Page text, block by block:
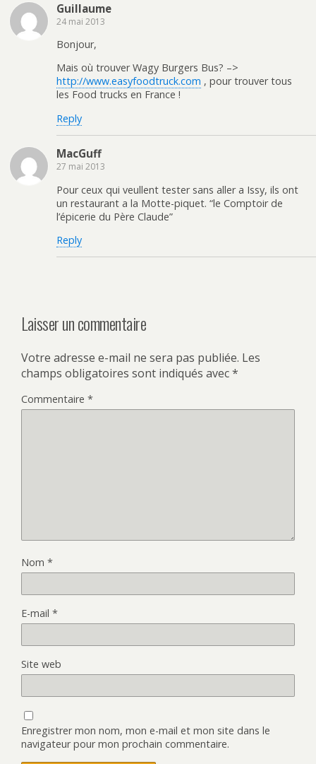
Guillaume
24 mai 2013
Bonjour,
Mais où trouver Wagy Burgers Bus? –>
http://www.easyfoodtruck.com , pour trouver tous
les Food trucks en France !
Reply
MacGuff
27 mai 2013
Pour ceux qui veullent tester sans aller a Issy, ils ont
un restaurant a la Motte-piquet. “le Comptoir de
l’épicerie du Père Claude”
Reply
Laisser un commentaire
Votre adresse e-mail ne sera pas publiée. Les
champs obligatoires sont indiqués avec*
Commentaire *
Nom *
E-mail *
Site web
Enregistrer mon nom, mon e-mail et mon site dans le
navigateur pour mon prochain commentaire.